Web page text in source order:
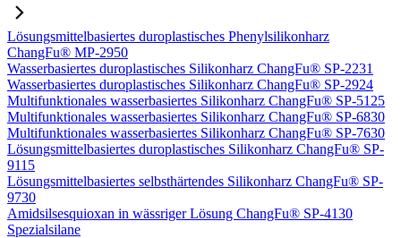
Lösungsmittelbasiertes duroplastisches Phenylsilikonharz
ChangFu® MP-2950
Wasserbasiertes duroplastisches Silikonharz ChangFu® SP-2231
Wasserbasiertes duroplastisches Silikonharz ChangFu® SP-2924
Multifunktionales wasserbasiertes Silikonharz ChangFu® SP-5125
Multifunktionales wasserbasiertes Silikonharz ChangFu® SP-6830
Multifunktionales wasserbasiertes Silikonharz ChangFu® SP-7630
Lösungsmittelbasiertes duroplastisches Silikonharz ChangFu® SP-
9115
Lösungsmittelbasiertes selbsthärtendes Silikonharz ChangFu® SP-
9730
Amidsilsesquioxan in wässriger Lösung ChangFu® SP-4130
Spezialsilane